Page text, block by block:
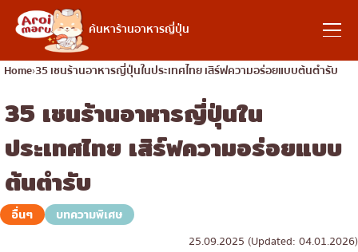
ค้นหาร้านอาหารญี่ปุ่น
อาหารญี่ปุ่น
ค้นหาร้านอาหาร
ค้นหาตามประเภทอาหาร
ซูชิ
ค้นหาตามพื้นที่
Home 35 เชนร้านอาหารญี่ปุ่นในประเทศไทย เสิร์ฟความอร่อยแบบต้นตำรับ
35 เชนร้านอาหารญี่ปุ่นใน
ประเทศไทย เสิร์ฟความอร่อยแบบ
ต้นตำรับ
อื่นๆ
บทความพิเศษ
25.09.2025 (Updated: 04.01.2026)